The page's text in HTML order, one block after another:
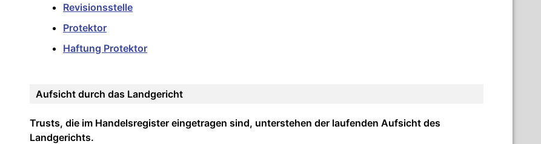
Revisionsstelle
Protektor
Haftung Protektor
Aufsicht durch das Landgericht
Trusts, die im Handelsregister eingetragen sind, unterstehen der laufenden Aufsicht des
Landgerichts.